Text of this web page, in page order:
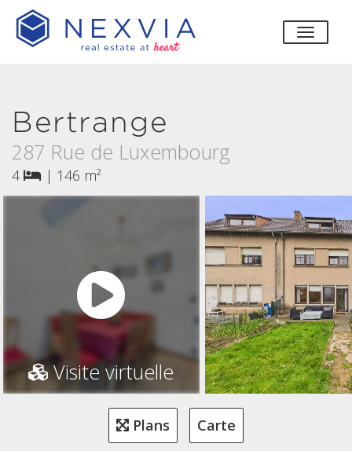
Bertrange
287 Rue de Luxembourg
4 | 146 m²
Visite virtuelle
Plans Carte